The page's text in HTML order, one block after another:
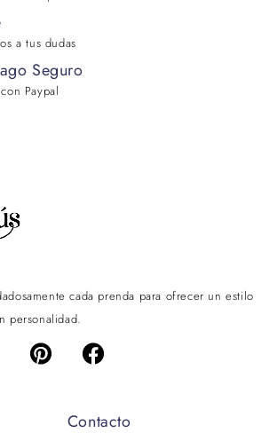
a tus dudas
Seguro
Paypal
cada prenda para ofrecer un estilo
personalidad.
Contacto